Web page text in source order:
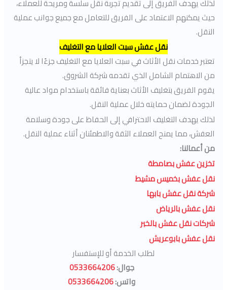
لذلك يهدف الفريق إلى تقديم تجربة نقل سلسة ومريحة للعملاء،
حيث يمكنهم الاعتماد على الفريق للتعامل مع جميع جوانب عملية
النقل.
نقل عفش سبت العلايا مع التغليف
تعتبر خدمات نقل الأثاث في سبت العلايا مع التغليف جزءًا لا يتجزأ
من الاهتمام الشامل الذي تقدمه شركة الشروق.
يقوم الفريق بتغليف الأثاث بعناية فائقة باستخدام مواد عالية
الجودة لضمان حمايته خلال عملية النقل.
لذلك يهدف التغليف الاحترافي إلى الحفاظ على جودة وسلامة
العفش، مما يمنح العملاء الثقة والاطمئنان أثناء عملية النقل.
من أعمالنا:
تخزين عفش بصامطة
نقل عفش بخميس مشيط
شركة نقل عفش بابها
نقل عفش بالرياض
شركات نقل عفش بالخبر
نقل عفش بابوعريش
لطلب الخدمة أو للإستفسار
جوال:0533664206
واتس:0533664206